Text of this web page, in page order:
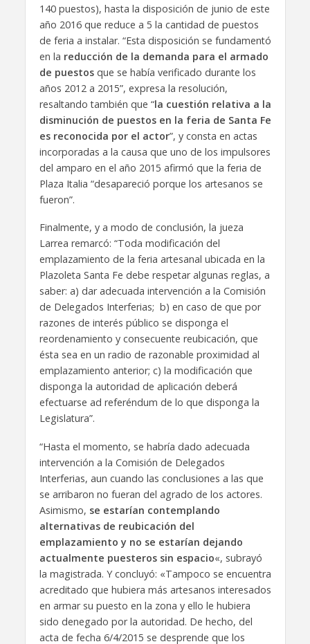
140 puestos), hasta la disposición de junio de este
año 2016 que reduce a 5 la cantidad de puestos
de feria a instalar. “Esta disposición se fundamentó
en la reducción de la demanda para el armado
de puestosque se había verificado durante los
años 2012 a 2015”, expresa la resolución,
resaltando también que “la cuestión relativa a la
disminución de puestos en la feria de Santa Fe
es reconocida por el actor”, y consta en actas
incorporadas a la causa que uno de los impulsores
del amparo en el año 2015 afirmó que la feria de
Plaza Italia “desapareció porque los artesanos se
fueron”.
Finalmente, y a modo de conclusión, la jueza
Larrea remarcó: “Toda modificación del
emplazamiento de la feria artesanal ubicada en la
Plazoleta Santa Fe debe respetar algunas reglas, a
saber: a) dar adecuada intervención a la Comisión
de Delegados Interferias; b) en caso de que por
razones de interés público se disponga el
reordenamiento y consecuente reubicación, que
ésta sea en un radio de razonable proximidad al
emplazamiento anterior; c) la modificación que
disponga la autoridad de aplicación deberá
efectuarse ad referéndum de lo que disponga la
Legislatura”.
“Hasta el momento, se habría dado adecuada
intervención a la Comisión de Delegados
Interferias, aun cuando las conclusiones a las que
se arribaron no fueran del agrado de los actores.
Asimismo, se estarían contemplando
alternativas de reubicación del
emplazamiento y no se estarían dejando
actualmente puesteros sin espacio«, subrayó
la magistrada. Y concluyó: «Tampoco se encuentra
acreditado que hubiera más artesanos interesados
en armar su puesto en la zona y ello le hubiera
sido denegado por la autoridad. De hecho, del
acta de fecha 6/4/2015 se desprende que los